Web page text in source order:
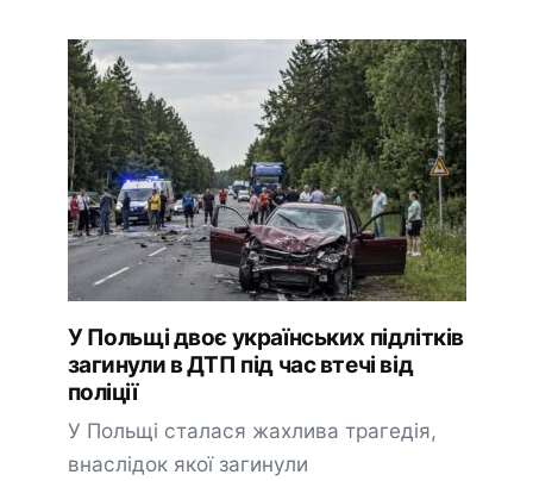
У Польщі двоє українських підлітків
загинули в ДТП під час втечі від
поліції
У Польщі сталася жахлива трагедія,
внаслідок якої загинули